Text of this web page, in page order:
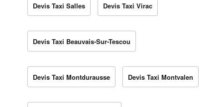
Devis Taxi Salles Devis Taxi Virac
Devis Taxi Beauvais-Sur-Tescou
Devis Taxi Montdurausse Devis Taxi Montvalen